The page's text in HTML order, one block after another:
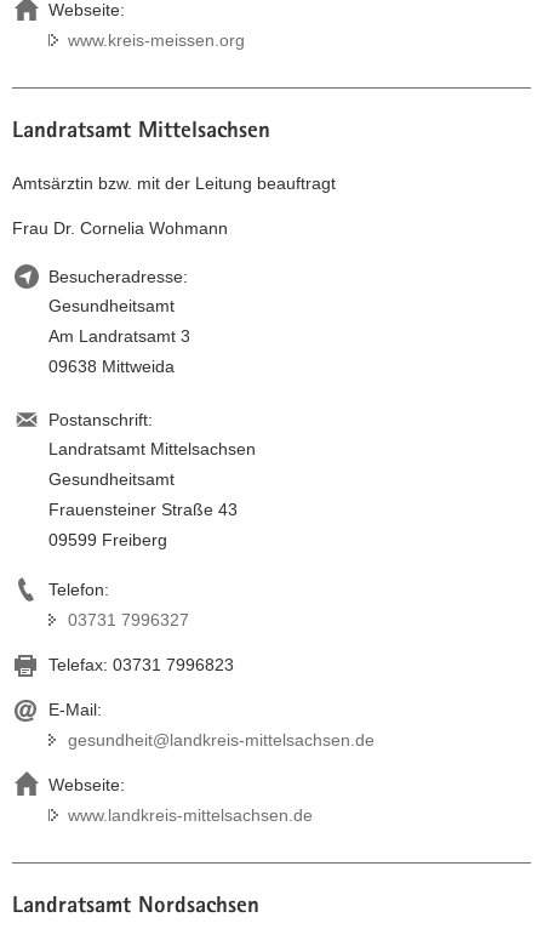
Webseite:
www.kreis-meissen.org
Landratsamt Mittelsachsen
Amtsärztin bzw. mit der Leitung beauftragt
Frau Dr. Cornelia Wohmann
Besucheradresse:
Gesundheitsamt
Am Landratsamt 3
09638 Mittweida
Postanschrift:
Landratsamt Mittelsachsen
Gesundheitsamt
Frauensteiner Straße 43
09599 Freiberg
Telefon:
03731 7996327
Telefax: 03731 7996823
E-Mail:
gesundheit@landkreis-mittelsachsen.de
Webseite:
www.landkreis-mittelsachsen.de
Landratsamt Nordsachsen